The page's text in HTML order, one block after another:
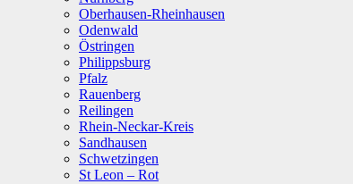
Oberhausen-Rheinhausen
Odenwald
Östringen
Philippsburg
Pfalz
Rauenberg
Reilingen
Rhein-Neckar-Kreis
Sandhausen
Schwetzingen
St Leon – Rot